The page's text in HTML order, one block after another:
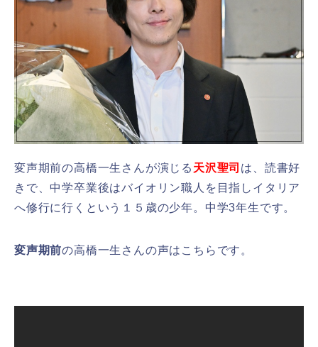
変声期前の高橋一生さんが演じる 天沢聖司 は、読書好
きで、中学卒業後はバイオリン職人を目指しイタリア
へ修行に行くという１５歳の少年。中学3年生です。
変声期前の高橋一生さんの声はこちらです。